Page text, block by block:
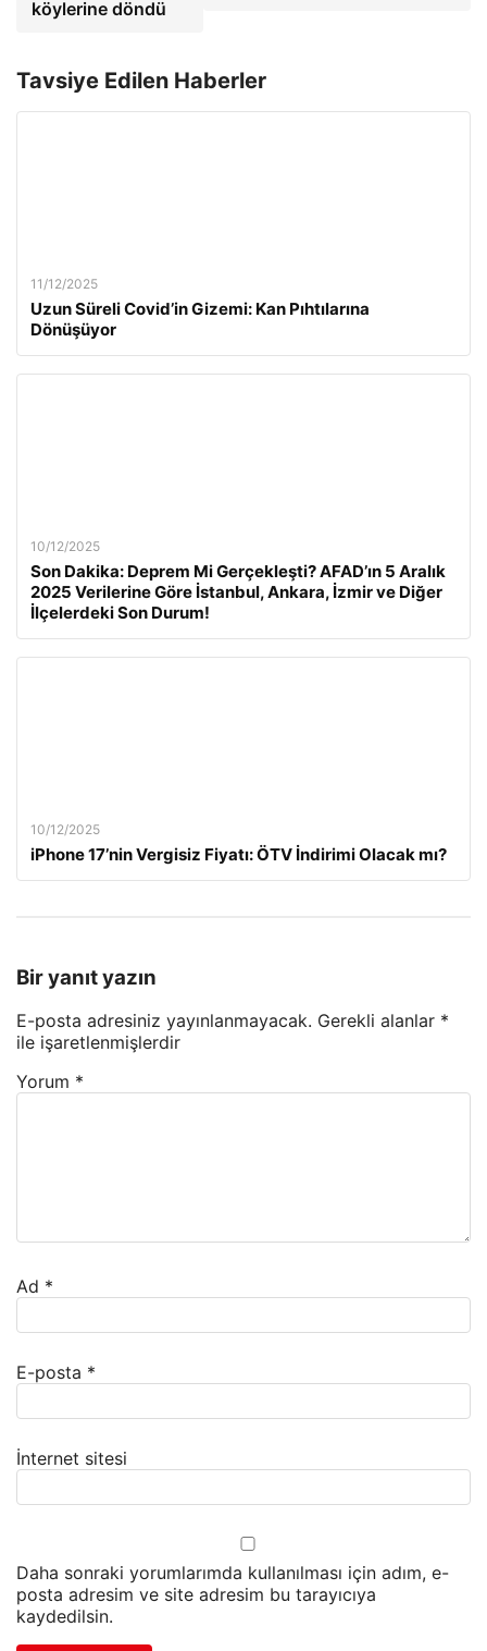
köylerine döndü
Tavsiye Edilen Haberler
11/12/2025
Uzun Süreli Covid’in Gizemi: Kan Pıhtılarına
Dönüşüyor
10/12/2025
Son Dakika: Deprem Mi Gerçekleşti? AFAD’ın 5 Aralık
2025 Verilerine Göre İstanbul, Ankara, İzmir ve Diğer
İlçelerdeki Son Durum!
10/12/2025
iPhone 17’nin Vergisiz Fiyatı: ÖTV İndirimi Olacak mı?
Bir yanıt yazın
E-posta adresiniz yayınlanmayacak. Gerekli alanlar *
ile işaretlenmişlerdir
Yorum *
Ad *
E-posta *
İnternet sitesi
Daha sonraki yorumlarımda kullanılması için adım, e-
posta adresim ve site adresim bu tarayıcıya
kaydedilsin.